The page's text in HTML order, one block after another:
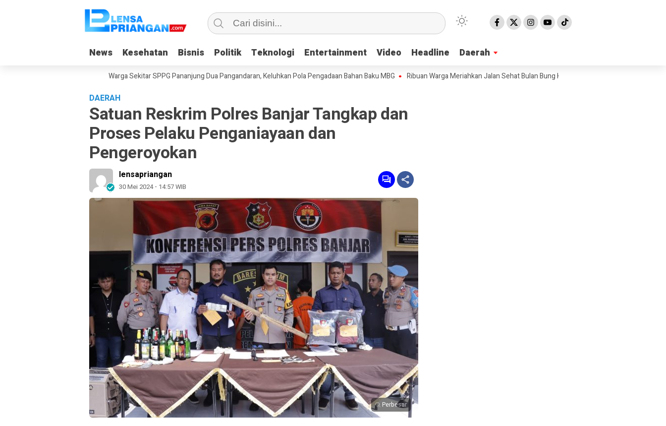
News Kesehatan Bisnis Politik Teknologi Entertainment Video Headline Daerah
News Kesehatan Bisnis Politik Teknologi Entertainment Video Headline Daerah
Warga Sekitar SPPG Pananjung Dua Pangandaran, Keluhkan Pola Pengadaan Bahan Baku MBG Ribuan Warga Meriahkan Jalan Sehat Bulan Bung Karno 2026 di Pangandaran, Edukasi
DAERAH
Satuan Reskrim Polres Banjar Tangkap dan
Proses Pelaku Penganiayaan dan
Pengeroyokan
lensapriangan
30 Mei 2024 - 14:57 WIB
Perbesar